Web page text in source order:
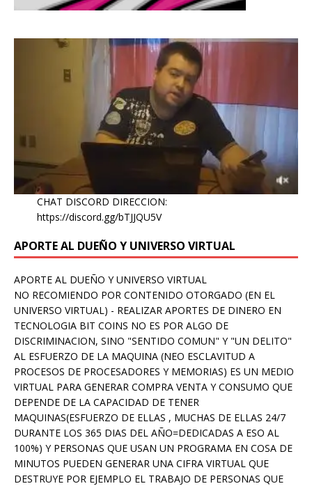
CHAT DISCORD DIRECCION:
https://discord.gg/bTJJQU5V
APORTE AL DUEÑO Y UNIVERSO VIRTUAL
APORTE AL DUEÑO Y UNIVERSO VIRTUAL
NO RECOMIENDO POR CONTENIDO OTORGADO (EN EL
UNIVERSO VIRTUAL) - REALIZAR APORTES DE DINERO EN
TECNOLOGIA BIT COINS NO ES POR ALGO DE
DISCRIMINACION, SINO "SENTIDO COMUN" Y "UN DELITO"
AL ESFUERZO DE LA MAQUINA (NEO ESCLAVITUD A
PROCESOS DE PROCESADORES Y MEMORIAS) ES UN MEDIO
VIRTUAL PARA GENERAR COMPRA VENTA Y CONSUMO QUE
DEPENDE DE LA CAPACIDAD DE TENER
MAQUINAS(ESFUERZO DE ELLAS , MUCHAS DE ELLAS 24/7
DURANTE LOS 365 DIAS DEL AÑO=DEDICADAS A ESO AL
100%) Y PERSONAS QUE USAN UN PROGRAMA EN COSA DE
MINUTOS PUEDEN GENERAR UNA CIFRA VIRTUAL QUE
DESTRUYE POR EJEMPLO EL TRABAJO DE PERSONAS QUE